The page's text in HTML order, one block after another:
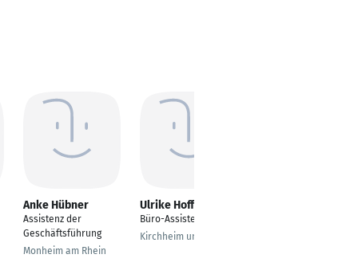
Anke Hübner
Assistenz der
Geschäftsführung
Monheim am Rhein
Ulrike Hoff
Büro-Assistenz
Kirchheim unter Teck